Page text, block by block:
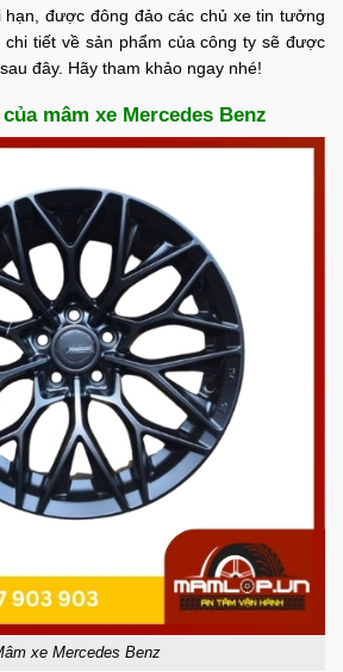
hạn, được đông đảo các chủ xe tin tưởng
tiết về sản phẩm của công ty sẽ được
đây. Hãy tham khảo ngay nhé!
mâm xe Mercedes Benz
xe Mercedes Benz